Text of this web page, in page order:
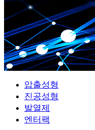
압출성형
진공성형
발열제
엔터팩